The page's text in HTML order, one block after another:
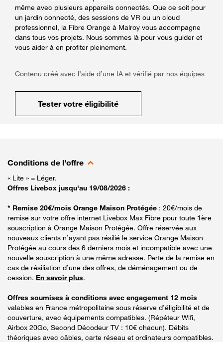
même avec plusieurs appareils connectés. Que ce soit pour
un jardin connecté, des sessions de VR ou un cloud
professionnel, la Fibre Orange à Malroy vous accompagne
dans tous vos projets. Nous sommes là pour vous guider et
vous aider à en profiter pleinement.
Contenu créé avec l’aide d’une IA et vérifié par nos équipes
Tester votre éligibilité
Conditions de l'offre
« Lite » = Léger.
Offres Livebox jusqu'au 19/08/2026 :
* Remise 20€/mois Orange Maison Protégée : 20€/mois de
remise sur votre offre internet Livebox Max Fibre pour toute 1ère
souscription à Orange Maison Protégée. Offre réservée aux
nouveaux clients n’ayant pas résilié le service Orange Maison
Protégée au cours des 6 derniers mois et incompatible avec une
nouvelle souscription à une même adresse. Perte de la remise en
cas de résiliation d’une des offres, de déménagement ou de
cession. En savoir plus.
Offres soumises à conditions avec engagement 12 mois
valables en France métropolitaine sous réserve d’éligibilité et de
couverture, avec équipements compatibles. (Répéteur Wifi,
Airbox 20Go, Second Décodeur TV : 10€ chacun). Débits
théoriques avec câbles, carte réseau et ordinateurs compatibles.